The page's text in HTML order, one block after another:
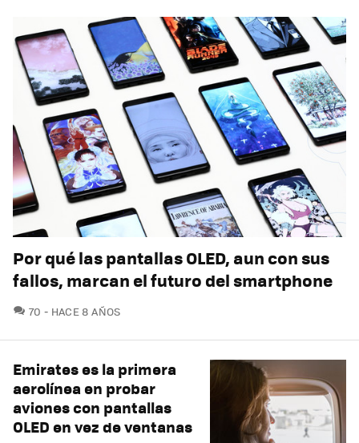
Por qué las pantallas OLED, aun con sus
fallos, marcan el futuro del smartphone
70 COMENTARIOS
HACE 8 AÑOS
Emirates es la primera
aerolínea en probar
aviones con pantallas
OLED en vez de ventanas